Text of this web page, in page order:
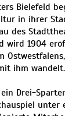
Bielefeld
in ihrer
des
wird 1904
ihm wandelt.
Drei-
unter